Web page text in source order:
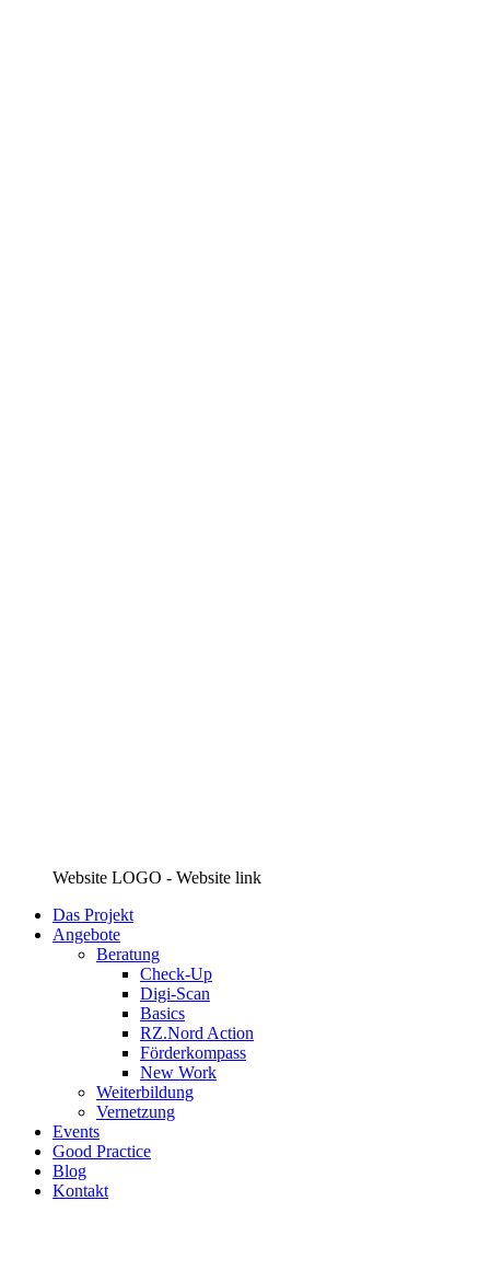
Website LOGO - Website link
Das Projekt
Angebote
Beratung
Check-Up
Digi-Scan
Basics
RZ.Nord Action
Förderkompass
New Work
Weiterbildung
Vernetzung
Events
Good Practice
Blog
Kontakt